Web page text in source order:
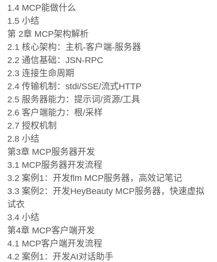
1.4 MCP能做什么
1.5 小结
第 2章 MCP架构解析
2.1 核心架构：主机-客户端-服务器
2.2 通信基础：JSN-RPC
2.3 连接生命周期
2.4 传输机制：stdi/SSE/流式HTTP
2.5 服务器能力：提示词/资源/工具
2.6 客户端能力：根/采样
2.7 授权机制
2.8 小结
第3章 MCP服务器开发
3.1 MCP服务器开发流程
3.2 案例1：开发flm MCP服务器，高效记笔记
3.3 案例2：开发HeyBeauty MCP服务器，快速虚拟
试衣
3.4 小结
第4章 MCP客户端开发
4.1 MCP客户端开发流程
4.2 案例1：开发AI对话助手